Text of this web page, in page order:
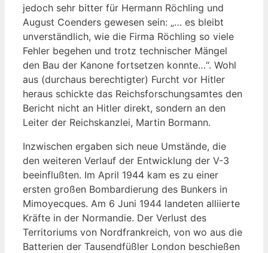
jedoch sehr bitter für Hermann Röchling und
August Coenders gewesen sein: „… es bleibt
unverständlich, wie die Firma Röchling so viele
Fehler begehen und trotz technischer Mängel
den Bau der Kanone fortsetzen konnte…“. Wohl
aus (durchaus berechtigter) Furcht vor Hitler
heraus schickte das Reichsforschungsamtes den
Bericht nicht an Hitler direkt, sondern an den
Leiter der Reichskanzlei, Martin Bormann.
Inzwischen ergaben sich neue Umstände, die
den weiteren Verlauf der Entwicklung der V-3
beeinflußten. Im April 1944 kam es zu einer
ersten großen Bombardierung des Bunkers in
Mimoyecques. Am 6 Juni 1944 landeten alliierte
Kräfte in der Normandie. Der Verlust des
Territoriums von Nordfrankreich, von wo aus die
Batterien der Tausendfüßler London beschießen